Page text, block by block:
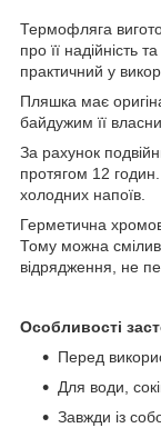
Термофляга
про її надійність
практичний у
Пляшка має
байдужим її
За рахунок
протягом 12
холодних напоїв.
Герметична
Тому можна
відрядження, не
Особливості
Перед
Для води,
Завжди із